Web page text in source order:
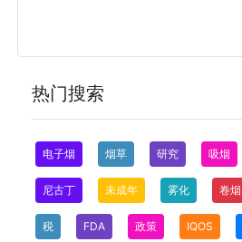
热门搜索
电子烟 烟草 研究 吸烟
尼古丁 未成年 雾化 卷烟
税 FDA 政策 IQOS